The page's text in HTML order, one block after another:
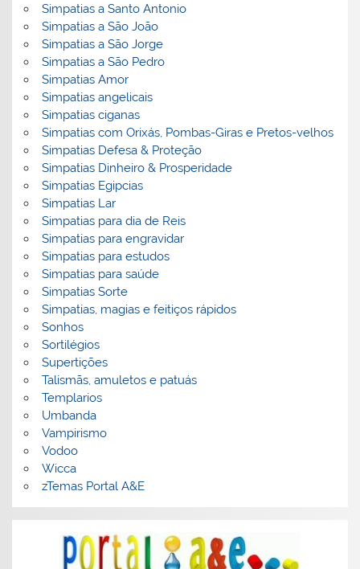
Simpatias a Santo Antonio
Simpatias a São João
Simpatias a São Jorge
Simpatias a São Pedro
Simpatias Amor
Simpatias angelicais
Simpatias ciganas
Simpatias com Orixás, Pombas-Giras e Pretos-velhos
Simpatias Defesa & Proteção
Simpatias Dinheiro & Prosperidade
Simpatias Egipcias
Simpatias Lar
Simpatias para dia de Reis
Simpatias para engravidar
Simpatias para estudos
Simpatias para saúde
Simpatias Sorte
Simpatias, magias e feitiços rápidos
Sonhos
Sortilégios
Supertições
Talismãs, amuletos e patuás
Templarios
Umbanda
Vampirismo
Vodoo
Wicca
zTemas Portal A&E